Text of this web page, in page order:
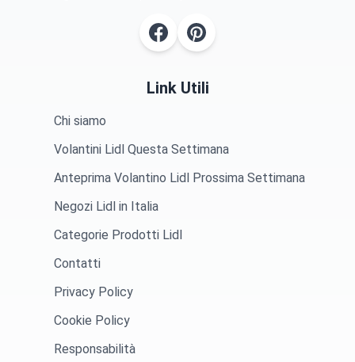
Link Utili
Chi siamo
Volantini Lidl Questa Settimana
Anteprima Volantino Lidl Prossima Settimana
Negozi Lidl in Italia
Categorie Prodotti Lidl
Contatti
Privacy Policy
Cookie Policy
Responsabilità